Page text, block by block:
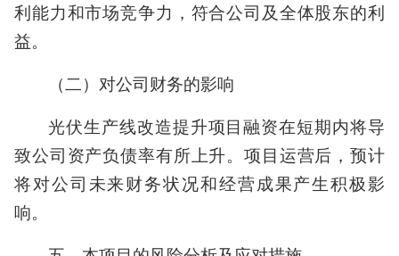
利能力和市场竞争力，符合公司及全体股东的利
益。
（二）对公司财务的影响
光伏生产线改造提升项目融资在短期内将导
致公司资产负债率有所上升。项目运营后，预计
将对公司未来财务状况和经营成果产生积极影
响。